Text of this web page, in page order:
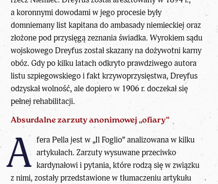
a koronnymi dowodami w jego procesie były
domniemany list kapitana do ambasady niemieckiej oraz
złożone pod przysięgą zeznania świadka. Wyrokiem sądu
wojskowego Dreyfus został skazany na dożywotni karny
obóz. Gdy po kilku latach odkryto prawdziwego autora
listu szpiegowskiego i fakt krzywoprzysięstwa, Dreyfus
odzyskał wolność, ale dopiero w 1906 r. doczekał się
pełnej rehabilitacji.
Absurdalne zarzuty anonimowej „ofiary”
A fera Pella jest w „Il Foglio” analizowana w kilku
artykułach. Zarzuty wysuwane przeciwko
kardynałowi i pytania, które rodzą się w związku
z nimi, zostały przedstawione w tłumaczeniu artykułu